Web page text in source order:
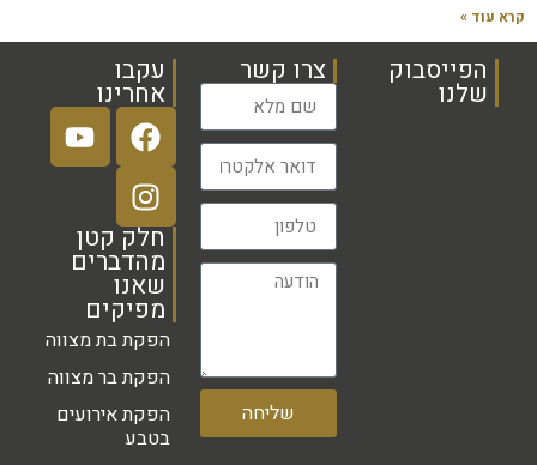
קרא עוד »
הפייסבוק
שלנו
צרו קשר
שליחה
עקבו
אחרינו
חלק קטן
מהדברים
שאנו
מפיקים
הפקת בת מצווה
הפקת בר מצווה
הפקת אירועים
בטבע